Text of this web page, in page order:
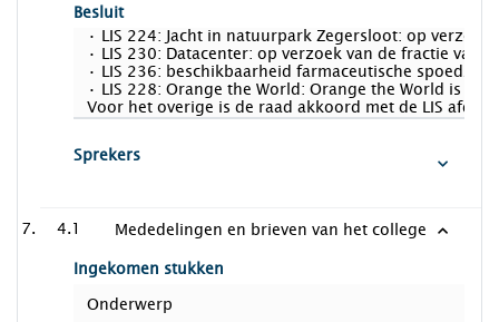
Besluit
· LIS 224: Jacht in natuurpark Zegersloot: op
· LIS 230: Datacenter: op verzoek van de fractie
· LIS 236: beschikbaarheid farmaceutische
· LIS 228: Orange the World: Orange the World is
Voor het overige is de raad akkoord met de LIS
Sprekers
4.1
Mededelingen en brieven van het college
Ingekomen stukken
Onderwerp